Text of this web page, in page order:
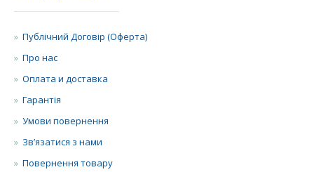
Публічний Договір (Оферта)
Про нас
Оплата и доставка
Гарантія
Умови повернення
Зв’язатися з нами
Повернення товару